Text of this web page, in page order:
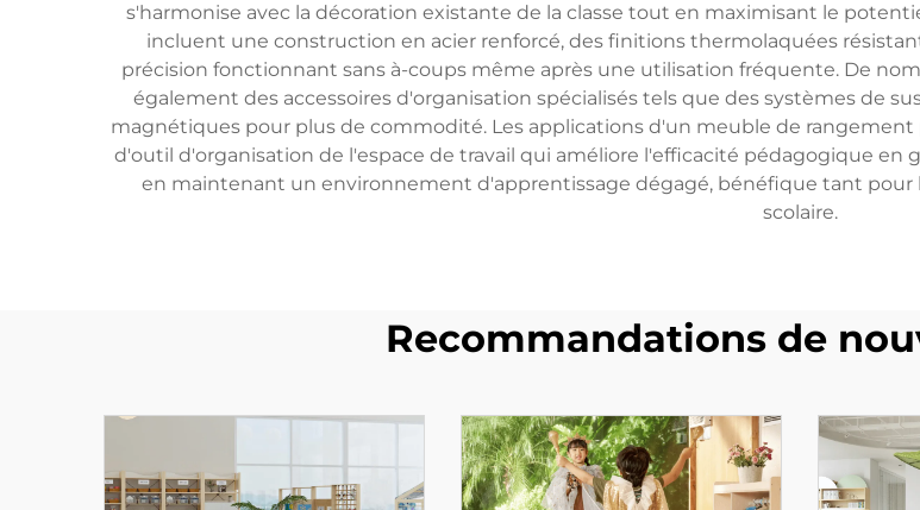
s'harmonise avec la décoration existante de la classe tout en maximisant le
incluent une construction en acier renforcé, des finitions thermolaquées
précision fonctionnant sans à-coups même après une utilisation fréquente. De
également des accessoires d'organisation spécialisés tels que des systèmes de
magnétiques pour plus de commodité. Les applications d'un meuble de
d'outil d'organisation de l'espace de travail qui améliore l'efficacité pédagogique en
en maintenant un environnement d'apprentissage dégagé, bénéfique tant
scolaire.
Recommandations de